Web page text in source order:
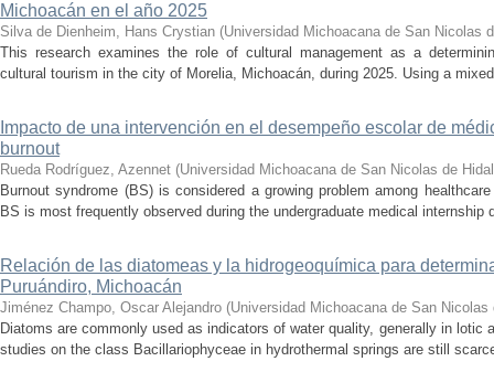
Michoacán en el año 2025
Silva de Dienheim, Hans Crystian (Universidad Michoacana de San Nicolas
This research examines the role of cultural management as a
cultural tourism in the city of Morelia, Michoacán, during 2025. Using a
Impacto de una intervención en el desempeño escolar de
burnout
Rueda Rodríguez, Azennet (Universidad Michoacana de San Nicolas de
Burnout syndrome (BS) is considered a growing problem among
BS is most frequently observed during the undergraduate medical
Relación de las diatomeas y la hidrogeoquímica para
Puruándiro, Michoacán
Jiménez Champo, Oscar Alejandro (Universidad Michoacana de San Nicolas
Diatoms are commonly used as indicators of water quality, generally in
studies on the class Bacillariophyceae in hydrothermal springs are still